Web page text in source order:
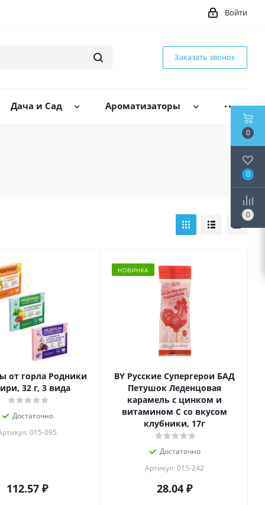
Войти
Заказать звонок
Дача и Сад Ароматизаторы
от горла Родники
32 г, 3 вида
Достаточно
015-095
112.57₽
НОВИНКА
BY Русские Супергерои БАД
Петушок Леденцовая
карамель с цинком и
витамином С со вкусом
клубники, 17г
Достаточно
Артикул: 015-242
28.04₽
0
0
0